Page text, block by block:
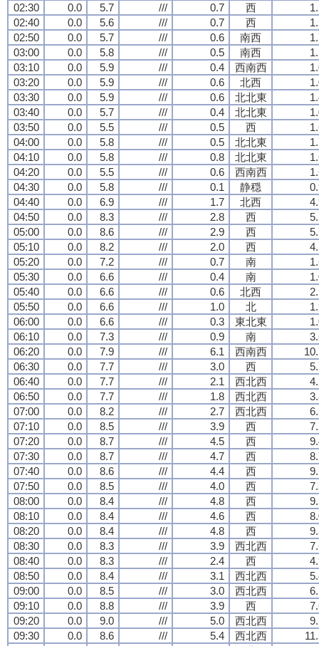
02:30
0.0 5.7 /// 0.7 西
02:40
0.0 5.6 /// 0.7 西
02:50
0.0 5.7 /// 0.6 南西
03:00
0.0 5.8 /// 0.5 南西
03:10
0.0 5.9 /// 0.4 西南西
03:20
0.0 5.9 /// 0.6 北西
03:30
0.0 5.9 /// 0.6 北北東
03:40
0.0 5.7 /// 0.4 北北東
03:50
0.0 5.5 /// 0.5 西
04:00
0.0 5.8 /// 0.5 北北東
04:10
0.0 5.8 /// 0.8 北北東
04:20
0.0 5.5 /// 0.6 西南西
04:30
0.0 5.8 /// 0.1 静穏
04:40
0.0 6.9 /// 1.7 北西
04:50
0.0 8.3 /// 2.8 西
05:00
0.0 8.6 /// 2.9 西
05:10
0.0 8.2 /// 2.0 西
05:20
0.0 7.2 /// 0.7 南
05:30
0.0 6.6 /// 0.4 南
05:40
0.0 6.6 /// 0.6 北西
05:50
0.0 6.6 /// 1.0 北
06:00
0.0 6.6 /// 0.3 東北東
06:10
0.0 7.3 /// 0.9 南
06:20
0.0 7.9 /// 6.1 西南西
06:30
0.0 7.7 /// 3.0 西
06:40
0.0 7.7 /// 2.1 西北西
06:50
0.0 7.7 /// 1.8 西北西
07:00
0.0 8.2 /// 2.7 西北西
07:10
0.0 8.5 /// 3.9 西
07:20
0.0 8.7 /// 4.5 西
07:30
0.0 8.7 /// 4.7 西
07:40
0.0 8.6 /// 4.4 西
07:50
0.0 8.5 /// 4.0 西
08:00
0.0 8.4 /// 4.8 西
08:10
0.0 8.4 /// 4.6 西
08:20
0.0 8.4 /// 4.8 西
08:30
0.0 8.3 /// 3.9 西北西
08:40
0.0 8.3 /// 2.4 西
08:50
0.0 8.4 /// 3.1 西北西
09:00
0.0 8.5 /// 3.0 西北西
09:10
0.0 8.8 /// 3.9 西
09:20
0.0 9.0 /// 5.0 西北西
09:30
0.0 8.6 /// 5.4 西北西